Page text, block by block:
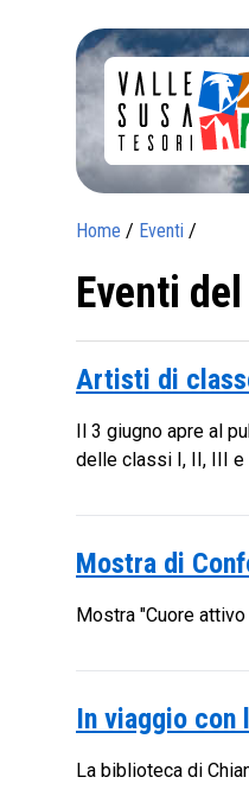
Home / Eventi /
Eventi
Artisti di
Il 3 giugno apre al
delle classi I, II, III e
Mostra di
Mostra "Cuore
In viaggio con
La biblioteca di